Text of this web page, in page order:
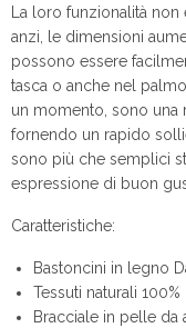
La loro funzionalità
anzi, le dimensioni
possono essere
tasca o anche nel
un momento, sono una
fornendo un rapido
sono più che semplici
espressione di buon
Caratteristiche:
Bastoncini in legno
Tessuti naturali
Bracciale in pelle